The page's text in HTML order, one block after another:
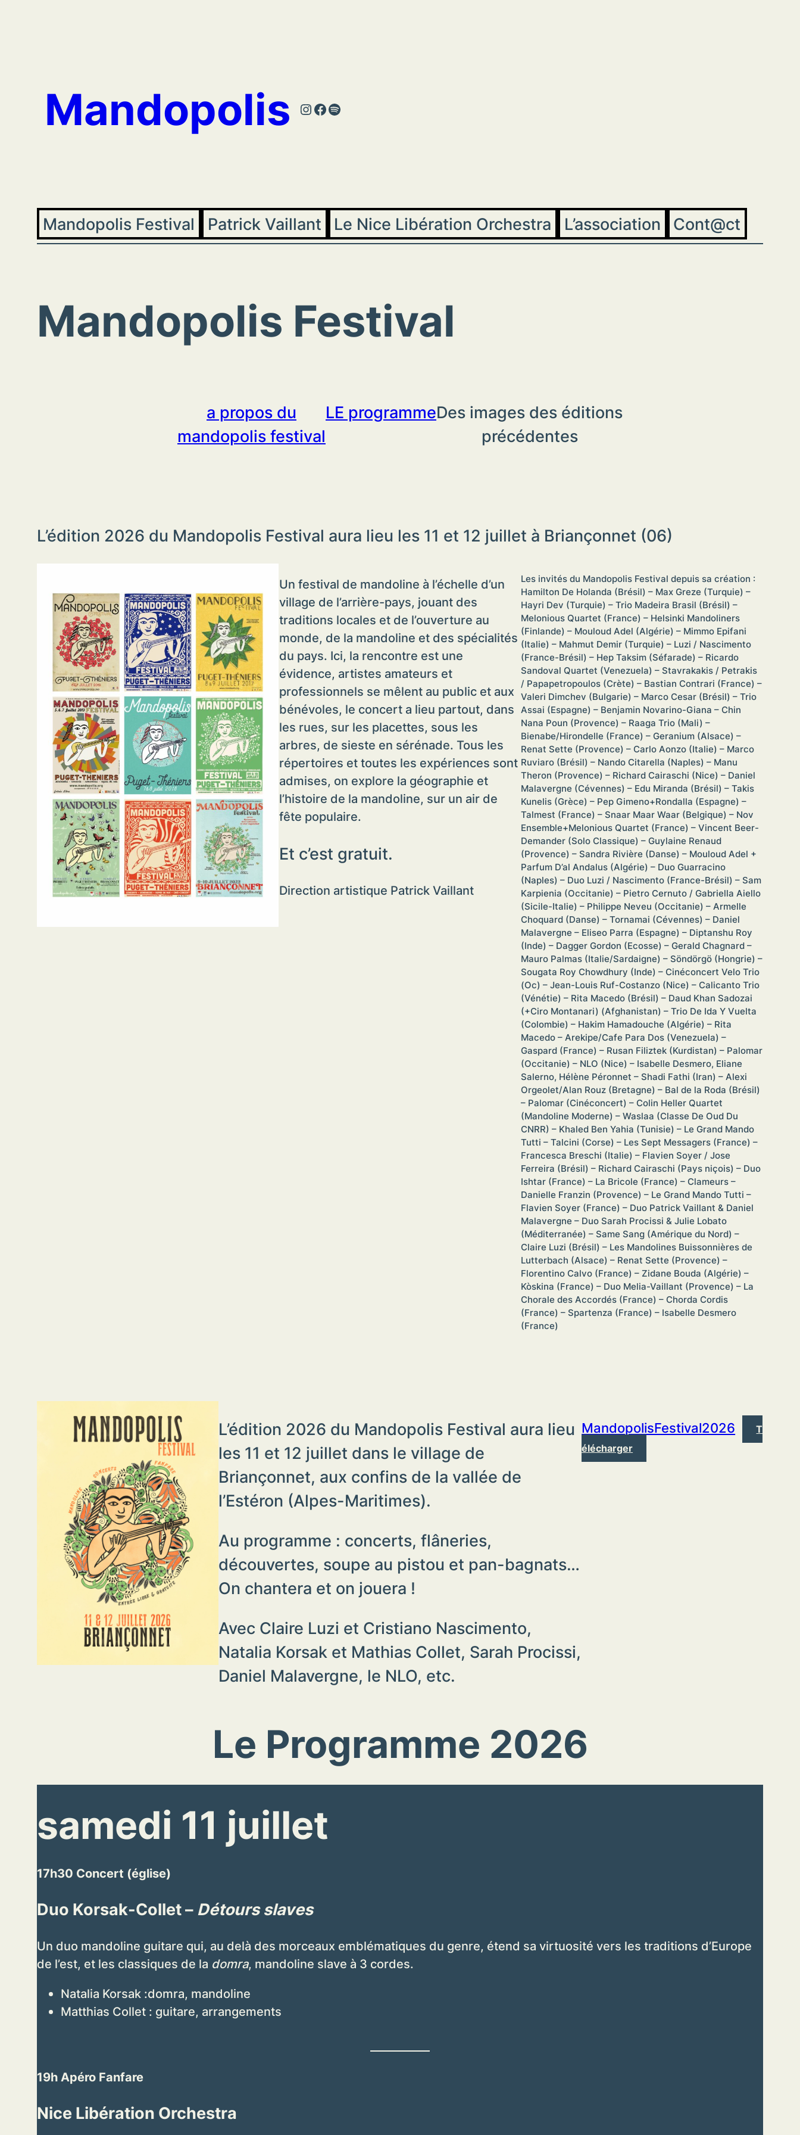
Mandopolis Instagram
Facebook
Spotify
Mandopolis Festival Patrick Vaillant Le Nice Libération Orchestra L’association Cont@ct
Mandopolis Festival
a propos du
mandopolis festival
LE programmeDes images des éditions
précédentes
L’édition 2026 du Mandopolis Festival aura lieu les 11 et 12 juillet à Briançonnet (06)
Un festival de mandoline à l’échelle d’un
village de l’arrière-pays, jouant des
traditions locales et de l’ouverture au
monde, de la mandoline et des spécialités
du pays. Ici, la rencontre est une
évidence, artistes amateurs et
professionnels se mêlent au public et aux
bénévoles, le concert a lieu partout, dans
les rues, sur les placettes, sous les
arbres, de sieste en sérénade. Tous les
répertoires et toutes les expériences sont
admises, on explore la géographie et
l’histoire de la mandoline, sur un air de
fête populaire.
Et c’est gratuit.
Direction artistique Patrick Vaillant
Les invités du Mandopolis Festival depuis sa création :
Hamilton De Holanda (Brésil) – Max Greze (Turquie) –
Hayri Dev (Turquie) – Trio Madeira Brasil (Brésil) –
Melonious Quartet (France) – Helsinki Mandoliners
(Finlande) – Mouloud Adel (Algérie) – Mimmo Epifani
(Italie) – Mahmut Demir (Turquie) – Luzi / Nascimento
(France-Brésil) – Hep Taksim (Séfarade) – Ricardo
Sandoval Quartet (Venezuela) – Stavrakakis / Petrakis
/ Papapetropoulos (Crète) – Bastian Contrari (France) –
Valeri Dimchev (Bulgarie) – Marco Cesar (Brésil) – Trio
Assai (Espagne) – Benjamin Novarino-Giana – Chin
Nana Poun (Provence) – Raaga Trio (Mali) –
Bienabe/Hirondelle (France) – Geranium (Alsace) –
Renat Sette (Provence) – Carlo Aonzo (Italie) – Marco
Ruviaro (Brésil) – Nando Citarella (Naples) – Manu
Theron (Provence) – Richard Cairaschi (Nice) – Daniel
Malavergne (Cévennes) – Edu Miranda (Brésil) – Takis
Kunelis (Grèce) – Pep Gimeno+Rondalla (Espagne) –
Talmest (France) – Snaar Maar Waar (Belgique) – Nov
Ensemble+Melonious Quartet (France) – Vincent Beer-
Demander (Solo Classique) – Guylaine Renaud
(Provence) – Sandra Rivière (Danse) – Mouloud Adel +
Parfum D’al Andalus (Algérie) – Duo Guarracino
(Naples) – Duo Luzi / Nascimento (France-Brésil) – Sam
Karpienia (Occitanie) – Pietro Cernuto / Gabriella Aiello
(Sicile-Italie) – Philippe Neveu (Occitanie) – Armelle
Choquard (Danse) – Tornamai (Cévennes) – Daniel
Malavergne – Eliseo Parra (Espagne) – Diptanshu Roy
(Inde) – Dagger Gordon (Ecosse) – Gerald Chagnard –
Mauro Palmas (Italie/Sardaigne) – Söndörgö (Hongrie) –
Sougata Roy Chowdhury (Inde) – Cinéconcert Velo Trio
(Oc) – Jean-Louis Ruf-Costanzo (Nice) – Calicanto Trio
(Vénétie) – Rita Macedo (Brésil) – Daud Khan Sadozai
(+Ciro Montanari) (Afghanistan) – Trio De Ida Y Vuelta
(Colombie) – Hakim Hamadouche (Algérie) – Rita
Macedo – Arekipe/Cafe Para Dos (Venezuela) –
Gaspard (France) – Rusan Filiztek (Kurdistan) – Palomar
(Occitanie) – NLO (Nice) – Isabelle Desmero, Eliane
Salerno, Hélène Péronnet – Shadi Fathi (Iran) – Alexi
Orgeolet/Alan Rouz (Bretagne) – Bal de la Roda (Brésil)
– Palomar (Cinéconcert) – Colin Heller Quartet
(Mandoline Moderne) – Waslaa (Classe De Oud Du
CNRR) – Khaled Ben Yahia (Tunisie) – Le Grand Mando
Tutti – Talcini (Corse) – Les Sept Messagers (France) –
Francesca Breschi (Italie) – Flavien Soyer / Jose
Ferreira (Brésil) – Richard Cairaschi (Pays niçois) – Duo
Ishtar (France) – La Bricole (France) – Clameurs –
Danielle Franzin (Provence) – Le Grand Mando Tutti –
Flavien Soyer (France) – Duo Patrick Vaillant & Daniel
Malavergne – Duo Sarah Procissi & Julie Lobato
(Méditerranée) – Same Sang (Amérique du Nord) –
Claire Luzi (Brésil) – Les Mandolines Buissonnières de
Lutterbach (Alsace) – Renat Sette (Provence) –
Florentino Calvo (France) – Zidane Bouda (Algérie) –
Kòskina (France) – Duo Melia-Vaillant (Provence) – La
Chorale des Accordés (France) – Chorda Cordis
(France) – Spartenza (France) – Isabelle Desmero
(France)
L’édition 2026 du Mandopolis Festival aura lieu
les 11 et 12 juillet dans le village de
Briançonnet, aux confins de la vallée de
l’Estéron (Alpes-Maritimes).
Au programme : concerts, flâneries,
découvertes, soupe au pistou et pan-bagnats…
On chantera et on jouera !
Avec Claire Luzi et Cristiano Nascimento,
Natalia Korsak et Mathias Collet, Sarah Procissi,
Daniel Malavergne, le NLO, etc.
MandopolisFestival2026
T
élécharger
Le Programme 2026
samedi 11 juillet
17h30 Concert (église)
Duo Korsak-Collet – Détours slaves
Un duo mandoline guitare qui, au delà des morceaux emblématiques du genre, étend sa virtuosité vers les traditions d’Europe
de l’est, et les classiques de la domra, mandoline slave à 3 cordes.
Natalia Korsak :domra, mandoline
Matthias Collet : guitare, arrangements
19h Apéro Fanfare
Nice Libération Orchestra